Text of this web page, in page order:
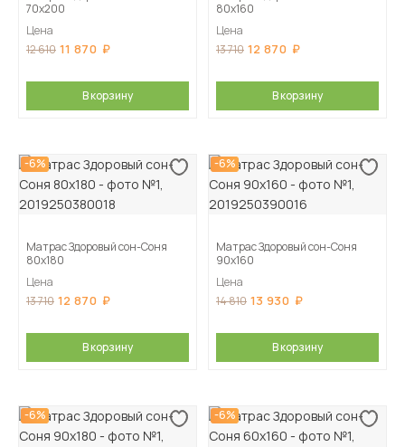
70х200
Цена
12 610 11 870
В корзину
80х160
Цена
13 710 12 870
В корзину
-6%
Матрас Здоровый сон-Соня
80х180
Цена
13 710 12 870
В корзину
-6%
Матрас Здоровый сон-Соня
90х160
Цена
14 810 13 930
В корзину
-6% -6%